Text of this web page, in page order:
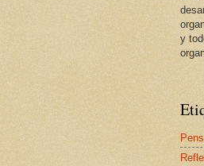
y